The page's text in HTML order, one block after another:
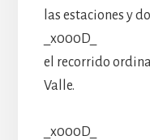
las estaciones y
_x000D_
el recorrido
Valle.
_x000D_